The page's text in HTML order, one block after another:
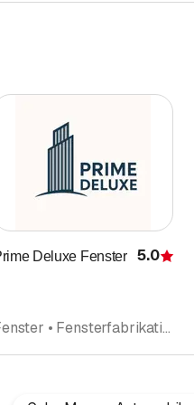
Deluxe Fenster 5.0
Fenster • Fensterfabrikation • Fensterläden • Storen • Storen und Rollladen • Sanierungen